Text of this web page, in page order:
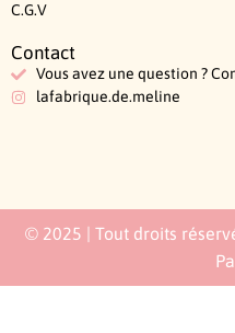
C.G.V
Contact
Vous avez une question ?
lafabrique.de.meline
© 2025 | Tout droits